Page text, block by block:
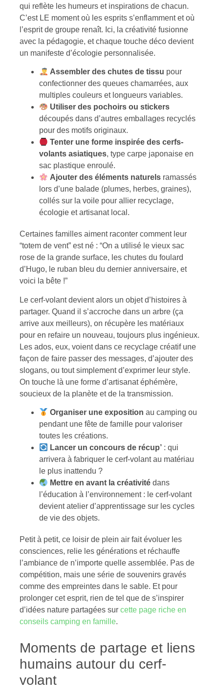
qui reflète les humeurs et inspirations de chacun.
C’est LE moment où les esprits s’enflamment et où
l’esprit de groupe renaît. Ici, la créativité fusionne
avec la pédagogie, et chaque touche déco devient
un manifeste d’écologie personnalisée.
Assembler des chutes de tissu pour
confectionner des queues chamarrées, aux
multiples couleurs et longueurs variables.
Utiliser des pochoirs ou stickers
découpés dans d’autres emballages recyclés
pour des motifs originaux.
Tenter une forme inspirée des cerfs-
volants asiatiques, type carpe japonaise en
sac plastique enroulé.
Ajouter des éléments naturels ramassés
lors d’une balade (plumes, herbes, graines),
collés sur la voile pour allier recyclage,
écologie et artisanat local.
Certaines familles aiment raconter comment leur
“totem de vent” est né : “On a utilisé le vieux sac
rose de la grande surface, les chutes du foulard
d’Hugo, le ruban bleu du dernier anniversaire, et
voici la bête !”
Le cerf-volant devient alors un objet d’histoires à
partager. Quand il s’accroche dans un arbre (ça
arrive aux meilleurs), on récupère les matériaux
pour en refaire un nouveau, toujours plus ingénieux.
Les ados, eux, voient dans ce recyclage créatif une
façon de faire passer des messages, d’ajouter des
slogans, ou tout simplement d’exprimer leur style.
On touche là une forme d’artisanat éphémère,
soucieux de la planète et de la transmission.
Organiser une exposition au camping ou
pendant une fête de famille pour valoriser
toutes les créations.
Lancer un concours de récup’ : qui
arrivera à fabriquer le cerf-volant au matériau
le plus inattendu ?
Mettre en avant la créativité dans
l’éducation à l’environnement : le cerf-volant
devient atelier d’apprentissage sur les cycles
de vie des objets.
Petit à petit, ce loisir de plein air fait évoluer les
consciences, relie les générations et réchauffe
l’ambiance de n’importe quelle assemblée. Pas de
compétition, mais une série de souvenirs gravés
comme des empreintes dans le sable. Et pour
prolonger cet esprit, rien de tel que de s’inspirer
d’idées nature partagées sur cette page riche en
conseils camping en famille.
Moments de partage et liens
humains autour du cerf-
volant